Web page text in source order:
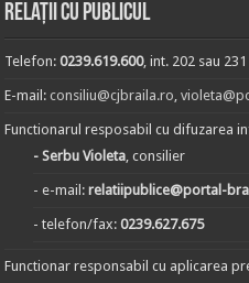
Relații cu publicul
Telefon:0239.619.600, int. 202 sau 231
E-mail:consiliu@cjbraila.ro,
Functionarul resposabil cu difuzarea
- Serbu Violeta, consilier
- e-mail:relatiipublice@portal-
- telefon/fax:0239.627.675
Functionar responsabil cu aplicarea